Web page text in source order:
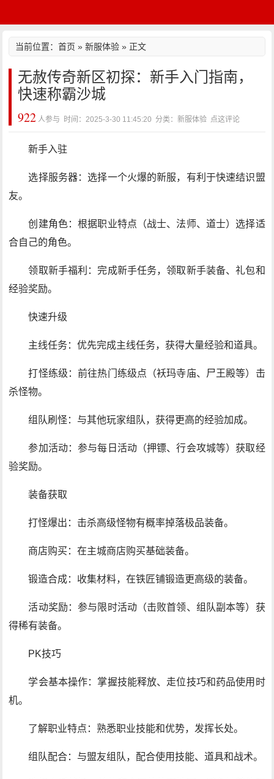
当前位置：首页 »新服体验 » 正文
无赦传奇新区初探：新手入门指南，
快速称霸沙城
922 人参与 时间：2025-3-30 11:45:20 分类：新服体验 点这评论
新手入驻
选择服务器：选择一个火爆的新服，有利于快速结识盟
友。
创建角色：根据职业特点（战士、法师、道士）选择适
合自己的角色。
领取新手福利：完成新手任务，领取新手装备、礼包和
经验奖励。
快速升级
主线任务：优先完成主线任务，获得大量经验和道具。
打怪练级：前往热门练级点（袄玛寺庙、尸王殿等）击
杀怪物。
组队刷怪：与其他玩家组队，获得更高的经验加成。
参加活动：参与每日活动（押镖、行会攻城等）获取经
验奖励。
装备获取
打怪爆出：击杀高级怪物有概率掉落极品装备。
商店购买：在主城商店购买基础装备。
锻造合成：收集材料，在铁匠铺锻造更高级的装备。
活动奖励：参与限时活动（击败首领、组队副本等）获
得稀有装备。
PK技巧
学会基本操作：掌握技能释放、走位技巧和药品使用时
机。
了解职业特点：熟悉职业技能和优势，发挥长处。
组队配合：与盟友组队，配合使用技能、道具和战术。